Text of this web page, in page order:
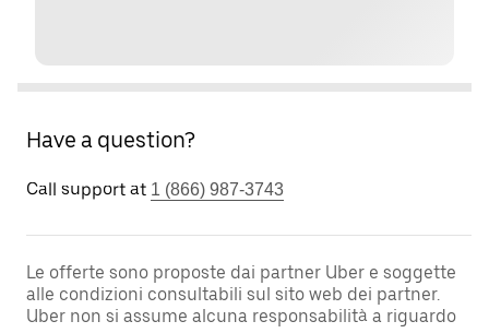
Have a question?
Call support at 1 (866) 987-3743
Le offerte sono proposte dai partner Uber e soggette
alle condizioni consultabili sul sito web dei partner.
Uber non si assume alcuna responsabilità a riguardo